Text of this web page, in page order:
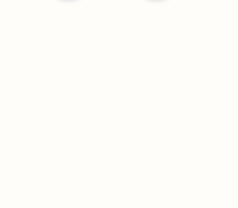
teenuste jaoks